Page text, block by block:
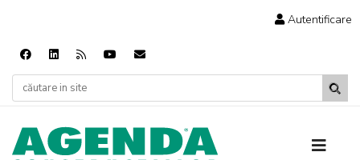
Autentificare